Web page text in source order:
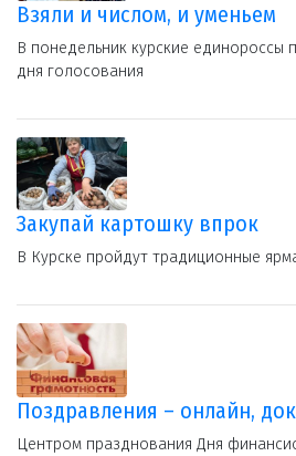
Взяли и числом, и уменьем
В понедельник курские единороссы
дня голосования
Закупай картошку впрок
В Курске пройдут традиционные
Поздравления – онлайн,
Центром празднования Дня